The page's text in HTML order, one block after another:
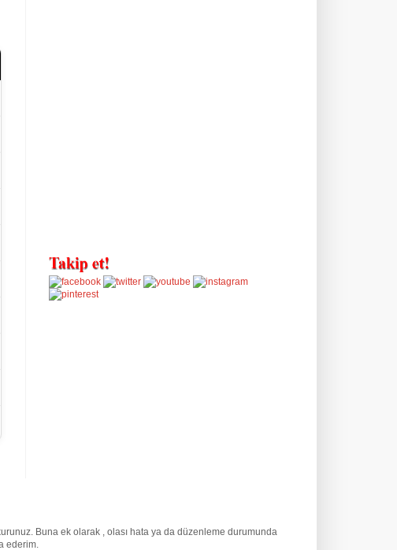
Buna ek olarak , olası hata ya da düzenleme durumunda
ederim.